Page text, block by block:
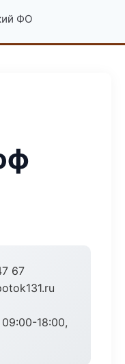
ФО
67
18:00,